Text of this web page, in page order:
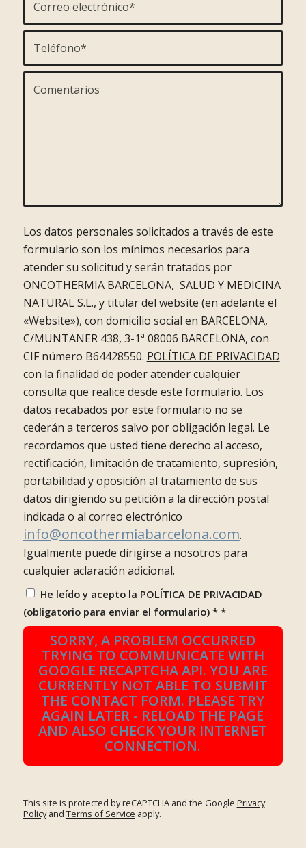
Los datos personales solicitados a través de este
formulario son los mínimos necesarios para
atender su solicitud y serán tratados por
ONCOTHERMIA BARCELONA, SALUD Y MEDICINA
NATURAL S.L., y titular del website (en adelante el
«Website»), con domicilio social en BARCELONA,
C/MUNTANER 438, 3-1ª 08006 BARCELONA, con
CIF número B64428550. POLÍTICA DE PRIVACIDAD
con la finalidad de poder atender cualquier
consulta que realice desde este formulario. Los
datos recabados por este formulario no se
cederán a terceros salvo por obligación legal. Le
recordamos que usted tiene derecho al acceso,
rectificación, limitación de tratamiento, supresión,
portabilidad y oposición al tratamiento de sus
datos dirigiendo su petición a la dirección postal
indicada o al correo electrónico
info@oncothermiabarcelona.com.
Igualmente puede dirigirse a nosotros para
cualquier aclaración adicional.
He leído y acepto la POLÍTICA DE PRIVACIDAD
(obligatorio para enviar el formulario) * *
SORRY, A PROBLEM OCCURRED
TRYING TO COMMUNICATE WITH
GOOGLE RECAPTCHA API. YOU ARE
CURRENTLY NOT ABLE TO SUBMIT
THE CONTACT FORM. PLEASE TRY
AGAIN LATER - RELOAD THE PAGE
AND ALSO CHECK YOUR INTERNET
CONNECTION.
This site is protected by reCAPTCHA and the Google Privacy
Policyand Terms of Service apply.